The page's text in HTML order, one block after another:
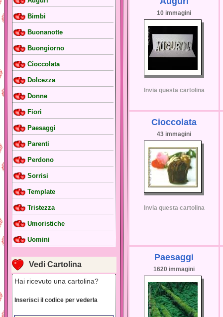
Bimbi
Buonanotte
Buongiorno
Cioccolata
Dolcezza
Donne
Fiori
Paesaggi
Parenti
Perdono
Sorrisi
Template
Tristezza
Umoristiche
Uomini
Vedi Cartolina
Hai ricevuto una cartolina?
Inserisci il codice per vederla
10 immagini
Invia questa cartolina
Cioccolata
43 immagini
Invia questa cartolina
Paesaggi
1620 immagini